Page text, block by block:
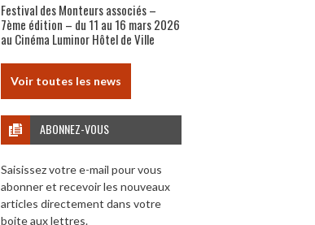
Festival des Monteurs associés –
7ème édition – du 11 au 16 mars 2026
au Cinéma Luminor Hôtel de Ville
Voir toutes les news
ABONNEZ-VOUS
Saisissez votre e-mail pour vous
abonner et recevoir les nouveaux
articles directement dans votre
boite aux lettres.